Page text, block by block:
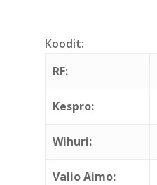
Koodit:
RF:
Kespro:
Wihuri:
Valio Aimo: